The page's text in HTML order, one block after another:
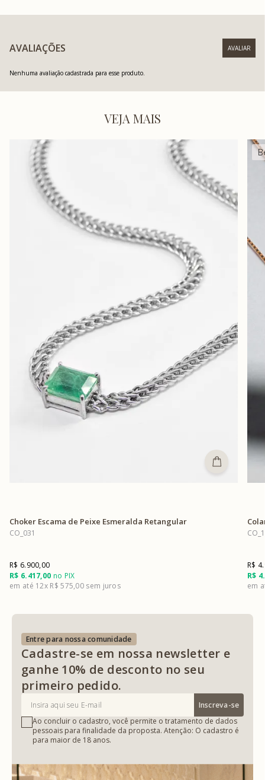
AVALIAÇÕES
Nenhuma avaliação cadastrada para esse produto.
VEJA MAIS
Choker Escama de Peixe Esmeralda Retangular
CO_031
R$ 6.417,00 no PIX
R$ 6.900,00
12x R$ 575,00
R$
R$
Entre para nossa comunidade
Cadastre-se em nossa newsletter e
ganhe 10% de desconto no seu
primeiro pedido.
Inscreva-se
Ao concluir o cadastro, você permite o tratamento de dados
pessoais para finalidade da proposta. Atenção: O cadastro é
para maior de 18 anos.